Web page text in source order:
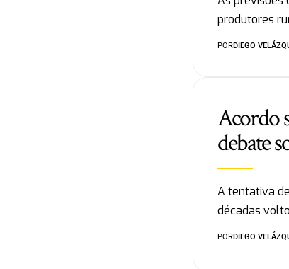
produtores
PORDIEGO
Acordo
debate
A tentativa
décadas
PORDIEGO